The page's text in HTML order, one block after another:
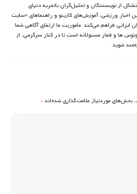
از نویسندگان و تحلیل‌گران باتجربه دنیای
اخبار ورزشی، آموزش‌های کازینو و راهنماهای «سایت
ایرانی فراهم می‌کند. مأموریت ما ارتقای آگاهی شما
ها و قمار مسئولانه است تا در کنار سرگرمی، از
شوید.
بخش‌های موردنیاز علامت‌گذاری شده‌اند*